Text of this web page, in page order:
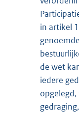
in artikel
de wet
iedere